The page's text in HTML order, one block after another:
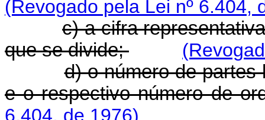
(Revogado pela Lei nº 6.404,
c) a cifra
que se divide;
d) o número de partes
e o respectivo número de
6.404, de 1976)